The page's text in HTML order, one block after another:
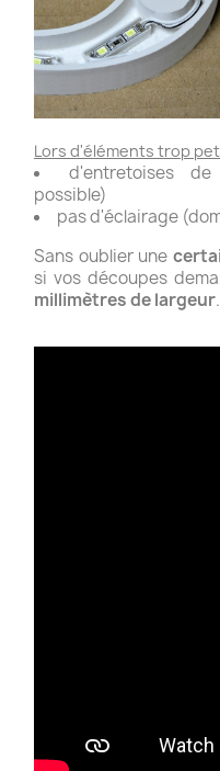
Lors d'éléments trop
d'entretoises
possible)
pas d'éclairage
Sans oublier une
si vos découpes
millimètres de largeur.